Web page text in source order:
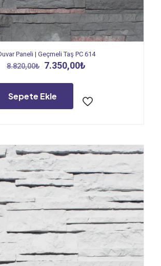
Paneli | Geçmeli Taş PC 614
8.820,00₺ Orijinal
8.820,00₺.
7.350,00₺
7.350,00₺.
Sepete Ekle